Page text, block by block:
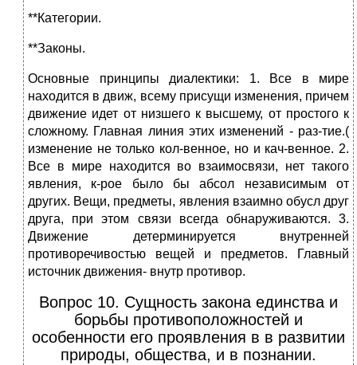
**Категории.
**Законы.
Основные принципы диалектики:
1. Все в мире
находится в движ, всему присущи изменения, причем
движение идет от низшего к высшему, от простого к
сложному. Главная линия этих изменений - раз-тие.(
изменение не только кол-венное, но и кач-венное. 2.
Все в мире находится во взаимосвязи, нет такого
явления, к-рое было бы абсол независимым от
других. Вещи, предметы, явления взаимно обусл друг
друга, при этом связи всегда обнаруживаются. 3.
Движение детерминируется внутренней
противоречивостью вещей и предметов. Главный
источник движения- внутр противор.
Вопрос 10. Сущность закона единства и
борьбы противоположностей и
особенности его проявления в в развитии
природы, общества, и в познании.